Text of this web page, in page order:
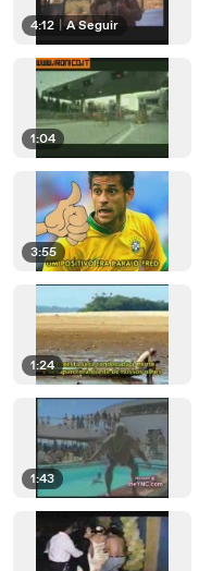
4:12 A Seguir
1:04
3:55
1:24
1:43